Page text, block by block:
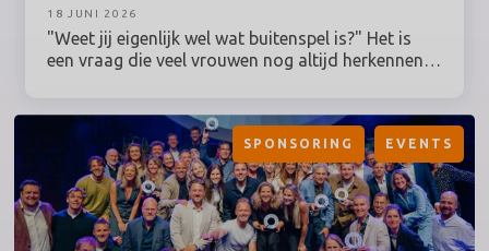
"Weet jij eigenlijk wel wat buitenspel is?" Het is
een vraag die veel vrouwen nog altijd herkennen,
sportmomenten en de activaties daaromheen nog
vaak ontwikkeld vanuit een traditioneel beeld van
de sportfan. Heinz speelt daar deze zomer op in
en zet vrouwelijke sportfans centraal met The Big
Catch-Up: een Nederlandse campagne binnen de
Lost in Love-campagne, ontwikkeld in
18 JUNI 2026
SPONSORING EVENTS